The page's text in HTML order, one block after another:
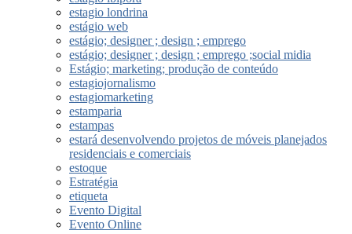
estagio londrina
estágio web
estágio; designer ; design ; emprego
estágio; designer ; design ; emprego ;social midia
Estágio; marketing; produção de conteúdo
estagiojornalismo
estagiomarketing
estamparia
estampas
estará desenvolvendo projetos de móveis planejados
residenciais e comerciais
estoque
Estratégia
etiqueta
Evento Digital
Evento Online